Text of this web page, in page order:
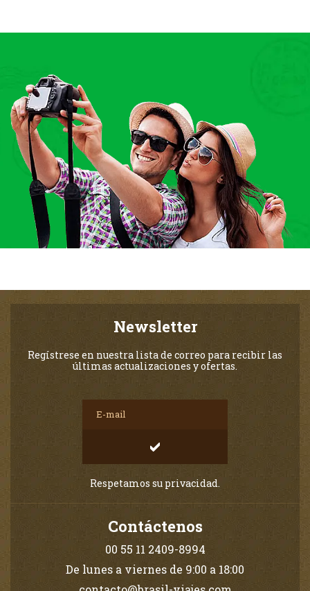
Newsletter
Regístrese en nuestra lista de correo para recibir las
últimas actualizaciones y ofertas.
Respetamos su privacidad.
Contáctenos
00 55 11 2409-8994
De lunes a viernes de 9:00 a 18:00